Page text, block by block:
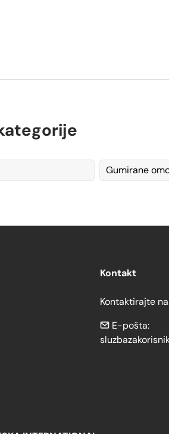
Gumirane
Kontakt
Kontaktirajte
E-pošta: